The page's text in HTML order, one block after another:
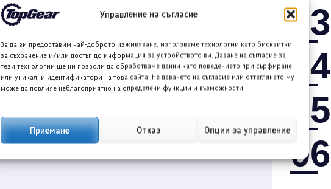
Управление на съгласие
За да ви предоставим най-доброто изживяване, използваме технологии като бисквитки
за съхранение и/или достъп до информация за устройството ви. Даване на съгласие за
тези технологии ще ни позволи да обработваме данни като поведението при сърфиране
или уникални идентификатори на това сайта. Не даването на съгласие или оттеглянето му
може да повлияе неблагоприятно на определени функции и възможности.
Приемане Отказ Опции за управление
Facebook
03
04
05
06